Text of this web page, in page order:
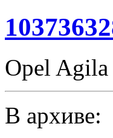
Opel Agila
В архиве: